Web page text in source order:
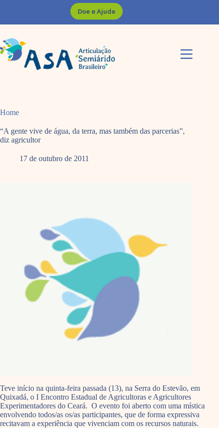
Doe e Ajude
Home
“A gente vive de água, da terra, mas também das parcerias”,
diz agricultor
17 de outubro de 2011
Teve início na quinta-feira passada (13), na Serra do Estevão, em
Quixadá, o I Encontro Estadual de Agricultoras e Agricultores
Experimentadores do Ceará. O evento foi aberto com uma mística
envolvendo todos/as os/as participantes, que de forma expressiva
recitavam a experiência que vivenciam com os recursos naturais.